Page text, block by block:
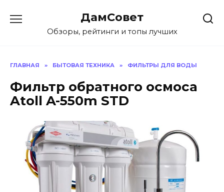
содержанию
ДамСовет
Обзоры, рейтинги и топы лучших
ГЛАВНАЯ » БЫТОВАЯ ТЕХНИКА » ФИЛЬТРЫ ДЛЯ ВОДЫ
Фильтр обратного осмоса
Atoll A-550m STD